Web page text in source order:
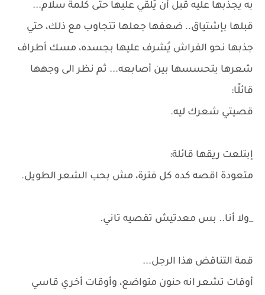
به يجذبها عليه قبل أن يُلقي عليها حتى كلمة سلام...
قبلها بإشتياق.. ضعفها جعلها تتجاوب مع ذلك، حتي
جذبها نحو الفراش يُشرف عليها بجسده، مسك أطراف
شعرها يتحسسها بين أصابعه... ثم نظر الى وجهها
قائلًا:
قصيتي شعرك ليه.
إبتلعت ريقها قائلة:
متعودة اقصه كده كل فترة، مش بحب الشعر الطويل.
_ولا أنا.. بس معدتيش تقصيه تاني.
قمة التناقض هذا الرجل...
أوقات تشعر انه حنون متواضع، وأوقات أخري قاسي